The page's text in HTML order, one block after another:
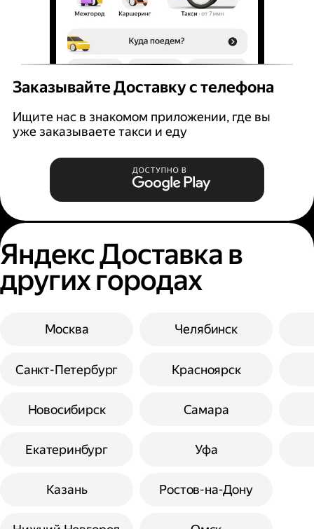
Заказывайте Доставку с телефона
Ищите нас в знакомом приложении, где вы
уже заказываете такси и еду
Яндекс Доставка в
других городах
Москва
Санкт-Петербург
Новосибирск
Екатеринбург
Казань
Челябинск
Красноярск
Самара
Уфа
Ростов-на-Дону